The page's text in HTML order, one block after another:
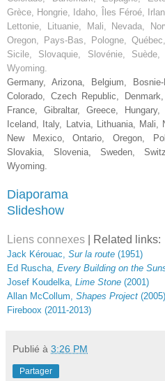
Grèce,
Hongrie, Idaho, Îles Féroé,
Lettonie, Lituanie, Mali, Nevada,
Oregon, Pays-Bas, Pologne,
Sicile, Slovaquie, Slovénie,
Wyoming.
Germany, Arizona, Belgium,
Colorado
Czech Republic,
France, Gibraltar,Greece,
Iceland, Italy, Latvia, Lithuania, Mali,
New Mexico, Ontario, Oregon,
Slovakia, Slovenia, Sweden,
Wyoming.
Diaporama
Slideshow
Liens connexes | Related links:
Jack Kérouac, Sur la route (1951)
Ed Ruscha, Every Building on the
Josef Koudelka, Lime Stone (2001)
Allan McCollum, Shapes Project (2005)
Fireboox (2011-2013)
Publié à 3:26 PM
Partager